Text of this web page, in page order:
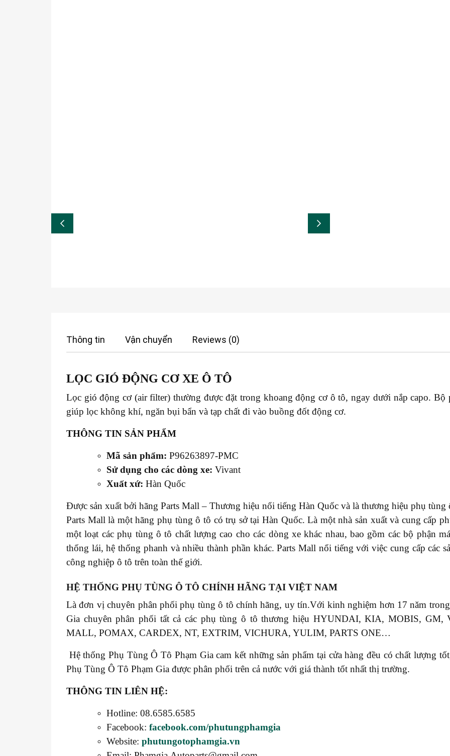
Thông tin Vận chuyển Reviews (0)
LỌC GIÓ ĐỘNG CƠ XE Ô TÔ
Lọc gió động cơ (air filter) thường được đặt trong khoang động cơ ô tô, ngay dưới nắp capo.
giúp lọc không khí, ngăn bụi bẩn và tạp chất đi vào buồng đốt động cơ.
THÔNG TIN SẢN PHẨM
Mã sản phẩm: P96263897-PMC
Sử dụng cho các dòng xe: Vivant
Xuất xứ: Hàn Quốc
Được sản xuất bởi hãng Parts Mall – Thương hiệu nổi tiếng Hàn Quốc và là thương hiệu phụ
Parts Mall là một hãng phụ tùng ô tô có trụ sở tại Hàn Quốc. Là một nhà sản xuất và cung cấp
một loạt các phụ tùng ô tô chất lượng cao cho các dòng xe khác nhau, bao gồm các bộ phận
thống lái, hệ thống phanh và nhiều thành phần khác. Parts Mall nổi tiếng với việc cung cấp các
công nghiệp ô tô trên toàn thế giới.
HỆ THỐNG PHỤ TÙNG Ô TÔ CHÍNH HÃNG TẠI VIỆT NAM
Là đơn vị chuyên phân phối phụ tùng ô tô chính hãng, uy tín.Với kinh nghiệm hơn 17 năm
Gia chuyên phân phối tất cả các phụ tùng ô tô thương hiệu HYUNDAI, KIA, MOBIS, GM,
MALL, POMAX, CARDEX, NT, EXTRIM, VICHURA, YULIM, PARTS ONE…
Hệ thống Phụ Tùng Ô Tô Phạm Gia cam kết những sản phẩm tại cửa hàng đều có chất lượng
Phụ Tùng Ô Tô Phạm Gia được phân phối trên cả nước với giá thành tốt nhất thị trường.
THÔNG TIN LIÊN HỆ:
Hotline: 08.6585.6585
Facebook: facebook.com/phutungphamgia
Website: phutungotophamgia.vn